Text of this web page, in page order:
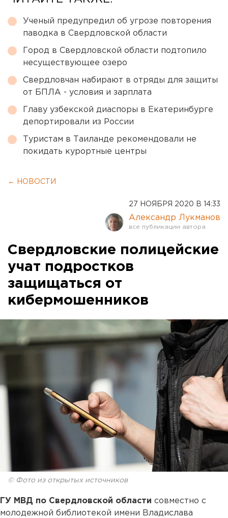
Ученый предупредил об угрозе повторения
паводка в Свердловской области
Город в Свердловской области подтопило
несуществующее озеро
Свердловчан набирают в отряды для защиты
от БПЛА - условия и зарплата
Главу узбекской диаспоры в Екатеринбурге
депортировали из России
Туристам в Таиланде рекомендовали не
покидать курортные центры
← НОВОСТИ
27 НОЯБРЯ 2020 В 14:33
Александр Лукманов
Свердловские полицейские
учат подростков
защищаться от
кибермошенников
© Фото из открытых источников
ГУ МВД по Свердловской области совместно с
молодежной библиотекой имени Владислава